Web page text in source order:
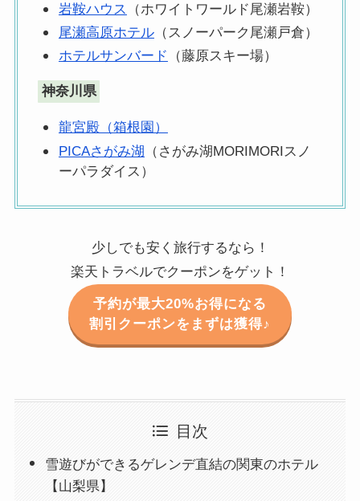
岩鞍ハウス
（ホワイトワールド尾瀬岩鞍）
尾瀬高原ホテル（スノーパーク尾瀬戸倉）
ホテルサンバード
（藤原スキー場）
神奈川 県
龍宮殿（箱根園）
PICAさがみ湖 （さがみ湖MORIMORIスノ
ーパラダイス）
少しでも安く旅行するなら！
楽天トラベルでクーポンをゲット！
予約が最大20%お得になる
割引クーポンをまずは獲得♪
目次
雪遊びができるゲレンデ直結の関東のホテル
【山梨県】